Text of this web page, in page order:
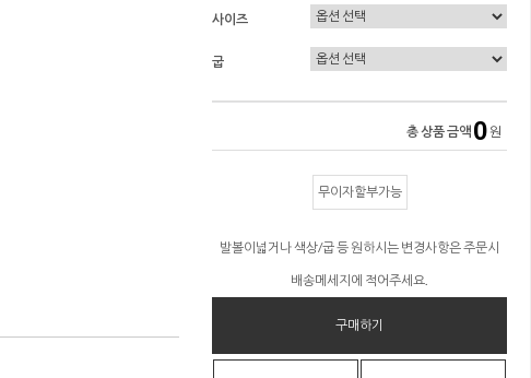
사이즈
굽
총 상품 금액 0 원
무이자할부가능
발볼이넓거나 색상/굽 등 원하시는 변경사항은 주문시
배송메세지에 적어주세요.
구매하기